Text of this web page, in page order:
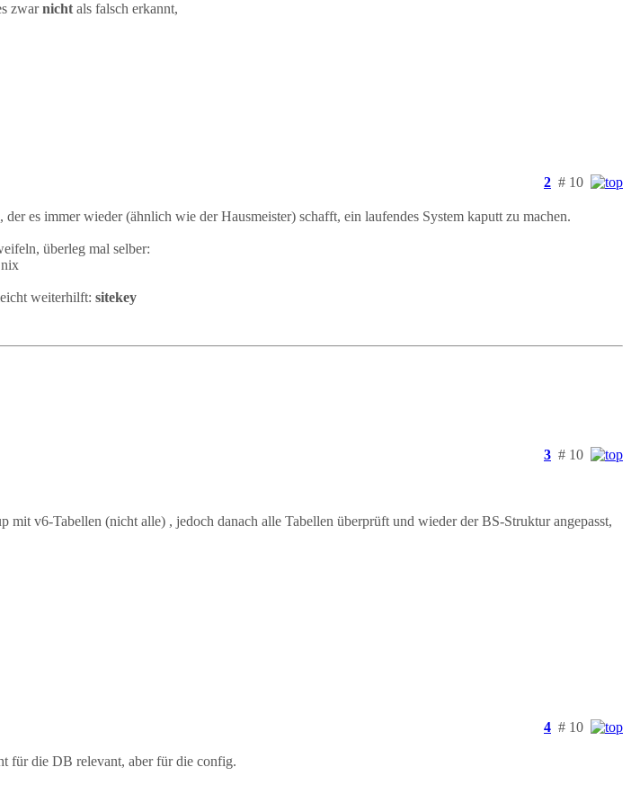
zwarnicht als falsch erkannt,
2 # 10
es immer wieder (ähnlich wie der Hausmeister) schafft, ein laufendes System kaputt zu machen.
überleg mal selber:
weiterhilft: sitekey
3 # 10
v6-Tabellen (nicht alle) , jedoch danach alle Tabellen überprüft und wieder der BS-Struktur angepasst,
4 # 10
für die DB relevant, aber für die config.